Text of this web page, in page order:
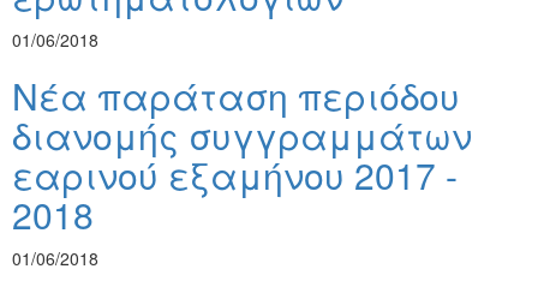
01/06/2018
Νέα παράταση περιόδου
διανομής συγγραμμάτων
εαρινού εξαμήνου 2017 -
2018
01/06/2018